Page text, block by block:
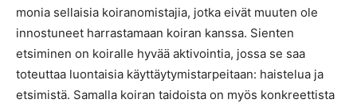
monia sellaisia koiranomistajia, jotka eivät muuten ole
innostuneet harrastamaan koiran kanssa. Sienten
etsiminen on koiralle hyvää aktivointia, jossa se saa
toteuttaa luontaisia käyttäytymistarpeitaan: haistelua ja
etsimistä. Samalla koiran taidoista on myös konkreettista